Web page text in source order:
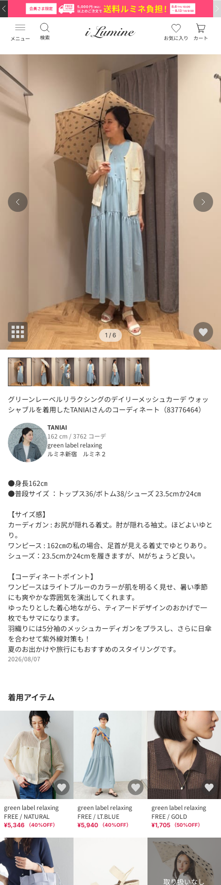
メニュー 検索 お気に入り カート
1 / 6
グリーンレーベルリラクシングのデイリーメッシュカーデ ウォッ
シャブルを着用したTANIAIさんのコーディネート（83776464）
TANIAI
162 cm / 3762 コーデ
green label relaxing
ルミネ新宿 ルミネ２
●身長162㎝
●普段サイズ ：トップス36/ボトム38/シューズ 23.5cmか24㎝
【サイズ感】
カーディガン : お尻が隠れる着丈。肘が隠れる袖丈。ほどよいゆと
り。
ワンピース : 162㎝の私の場合、足首が見える着丈でゆとりあり。
シューズ：23.5cmか24cmを履きますが、Mがちょうど良い。
【コーディネートポイント】
ワンピースはライトブルーのカラーが肌を明るく見せ、暑い季節
にも爽やかな雰囲気を演出してくれます。
ゆったりとした着心地ながら、ティアードデザインのおかげで一
枚でもサマになります。
羽織りには5分袖のメッシュカーディガンをプラスし、さらに日傘
を合わせて紫外線対策も！
夏のお出かけや旅行にもおすすめのスタイリングです。
2026/08/07
着用アイテム
green label relaxing
FREE / NATURAL
¥5,346 （40%OFF）
green label relaxing
FREE / LT.BLUE
¥5,940 （40%OFF）
green label relaxing
FREE / GOLD
¥1,705 （50%OFF）
取り扱いなし